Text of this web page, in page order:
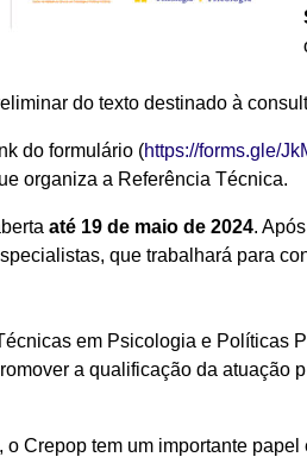
do texto destinado à
do formulário (https://forms.gle/
organiza a Referência Técnica.
até 19 de maio de 2024.
que trabalhará para
em Psicologia e Políticas
a qualificação da
o Crepop tem um importante